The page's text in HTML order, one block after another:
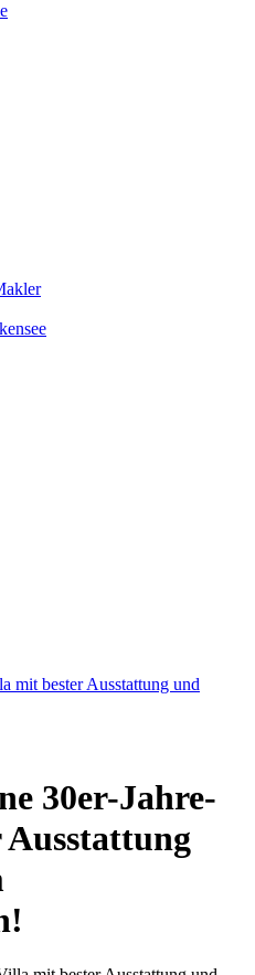
mit bester Ausstattung und
30er-Jahre-